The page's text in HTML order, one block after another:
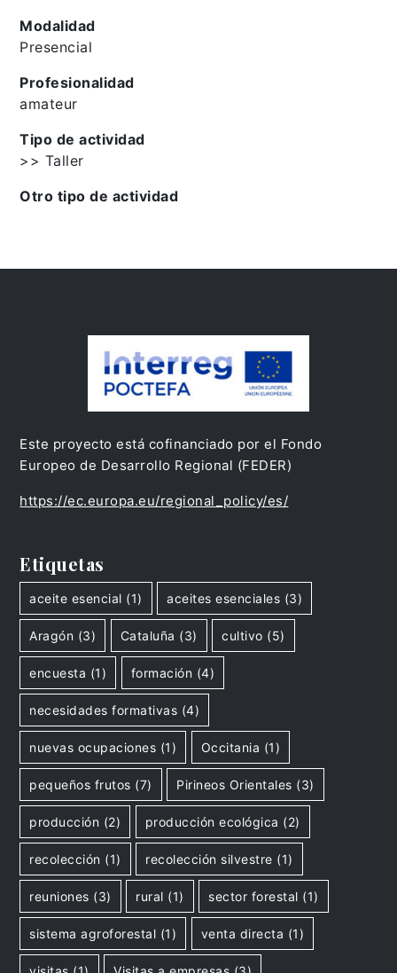
Modalidad
Presencial
Profesionalidad
amateur
Tipo de actividad
>> Taller
Otro tipo de actividad
Este proyecto está cofinanciado por el Fondo
Europeo de Desarrollo Regional (FEDER)
https://ec.europa.eu/regional_policy/es/
Etiquetas
aceite esencial (1) aceites esenciales (3)
Aragón (3) Cataluña (3) cultivo (5)
encuesta (1) formación (4)
necesidades formativas (4)
nuevas ocupaciones (1) Occitania (1)
pequeños frutos (7) Pirineos Orientales (3)
producción (2) producción ecológica (2)
recolección (1) recolección silvestre (1)
reuniones (3) rural (1) sector forestal (1)
sistema agroforestal (1) venta directa (1)